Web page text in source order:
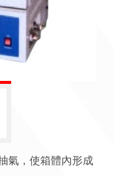
氣，使箱體內形成